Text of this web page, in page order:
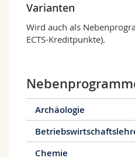
und Praxis der
Manuskripten) sowie
Tagungen zu
Komparatistik oder der
Das Lehrangebot
Veranstaltungen des
Allgemeine und
Literaturwissenschaft.
durch Vorlesungen und
durch
Varianten
Wird auch als
ECTS-Kreditpunkte).
Archäologie
Chemie